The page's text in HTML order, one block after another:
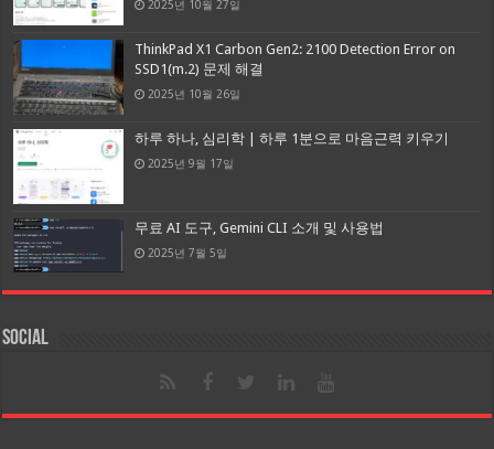
2025년 10월 27일
ThinkPad X1 Carbon Gen2: 2100 Detection Error on
SSD1(m.2) 문제 해결
2025년 10월 26일
하루 하나, 심리학 | 하루 1분으로 마음근력 키우기
2025년 9월 17일
무료 AI 도구, Gemini CLI 소개 및 사용법
2025년 7월 5일
Social